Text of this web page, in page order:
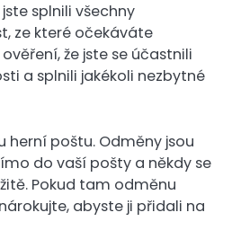
splnili všechny
ze které očekáváte
že jste se účastnili
a splnili jakékoli nezbytné
herní poštu. Odměny jsou
do vaší pošty a někdy se
Pokud tam odměnu
abyste ji přidali na